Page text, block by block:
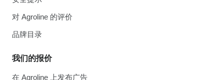
对 Agroline 的评价
品牌目录
我们的报价
在 Agroline 上发布广告